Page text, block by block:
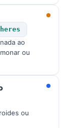
ao
ou
ou